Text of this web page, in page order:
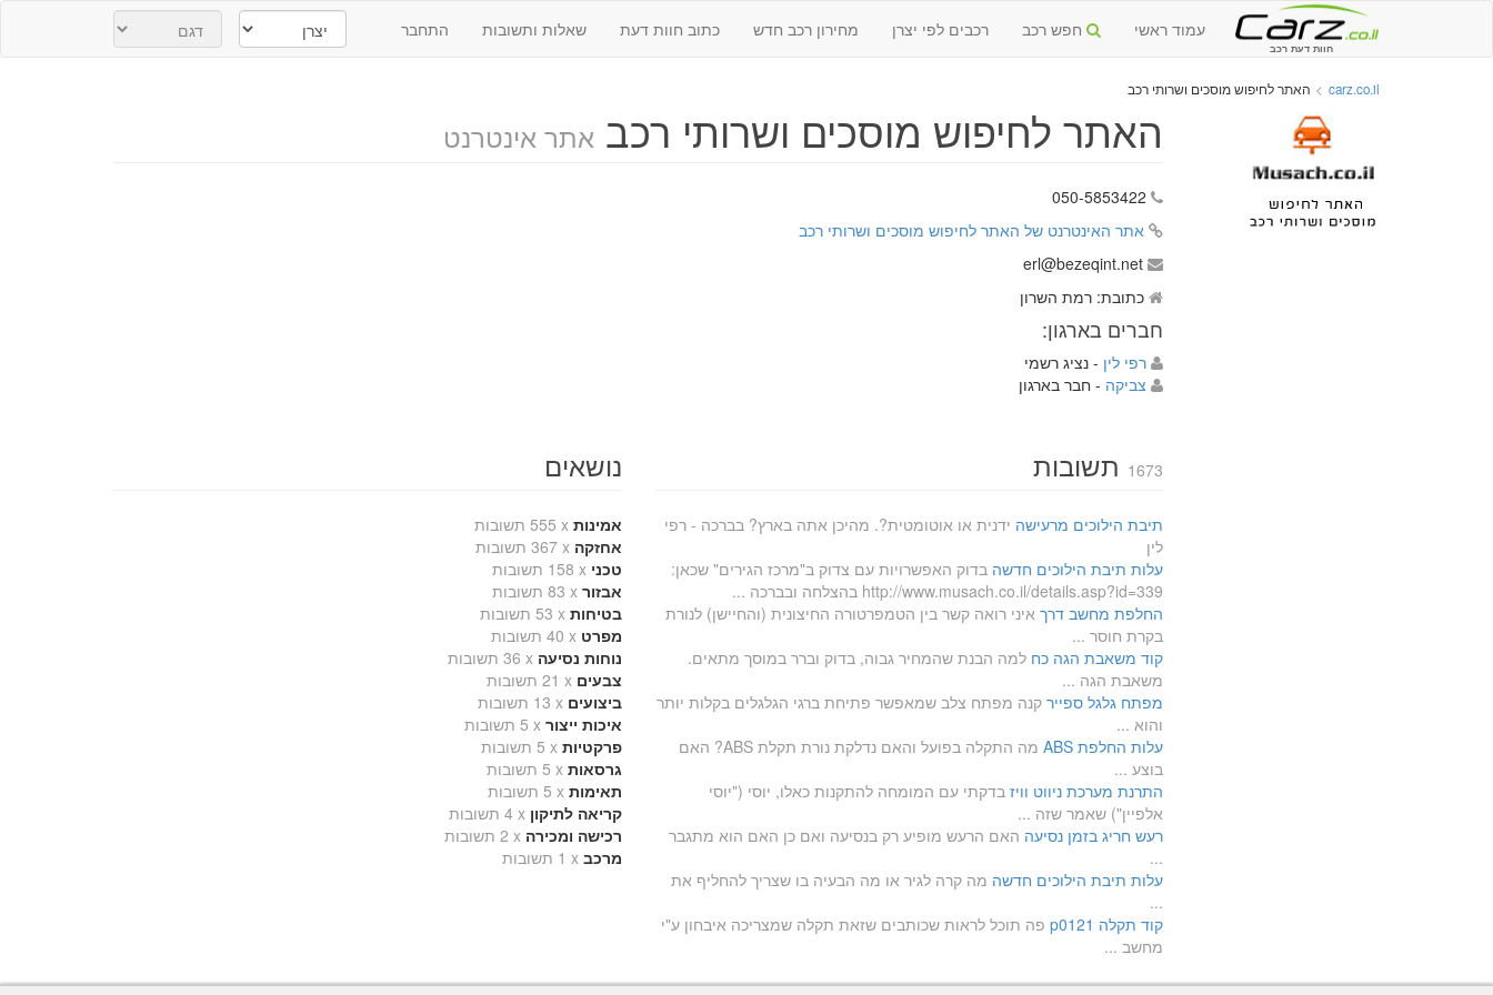
חוות דעת רכב
עמוד ראשי חפש רכב רכבים לפי יצרן מחירון רכב חדש כתוב חוות דעת שאלות ותשובות התחבר
carz.co.il
> האתר לחיפוש מוסכים ושרותי רכב
האתר לחיפוש מוסכים ושרותי רכב אתר אינטרנט
אתר האינטרנט של האתר לחיפוש מוסכים ושרותי רכב
erl@bezeqint.net
כתובת: רמת השרון
חברים בארגון:
רפי לין - נציג רשמי
צביקה - חבר בארגון
1673 תשובות
תיבת הילוכים מרעישה ידנית או אוטומטית?. מהיכן אתה בארץ? בברכה - רפי
לין
עלות תיבת הילוכים חדשה בדוק האפשרויות עם צדוק ב"מרכז הגירים" שכאן:
http://www.musach.co.il/details.asp?id=339 בהצלחה ובברכה ...
החלפת מחשב דרך איני רואה קשר בין הטמפרטורה החיצונית (והחיישן) לנורת
בקרת חוסר ...
קוד משאבת הגה כח למה הבנת שהמחיר גבוה, בדוק וברר במוסך מתאים.
משאבת הגה ...
מפתח גלגל ספייר קנה מפתח צלב שמאפשר פתיחת ברגי הגלגלים בקלות יותר
והוא ...
עלות החלפת ABS
מה התקלה בפועל והאם נדלקת נורת תקלת ABS? האם
בוצע ...
התרנת מערכת ניווט וויז בדקתי עם המומחה להתקנות כאלו, יוסי ("יוסי
אלפיין") שאמר שזה ...
רעש חריג בזמן נסיעה האם הרעש מופיע רק בנסיעה ואם כן האם הוא מתגבר
...
עלות תיבת הילוכים חדשה מה קרה לגיר או מה הבעיה בו שצריך להחליף את
...
קוד תקלה p0121
פה תוכל לראות שכותבים שזאת תקלה שמצריכה איבחון ע"י
מחשב ...
נושאים
אמינות x
אחזקה x 367 תשובות
טכני x
אבזור x
בטיחות x
מפרט x
נוחות נסיעה x
צבעים x
ביצועים x
איכות ייצור x
פרקטיות x
גרסאות x
תאימות x
קריאה לתיקון x 4 תשובות
רכישה ומכירה x
מרכב x